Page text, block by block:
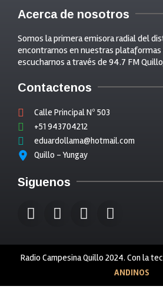
Acerca de nosotros
Somos la primera emisora radial del
encontrarnos en nuestras
escucharnos a través de 94.7 FM
Contactenos
Calle Principal Nº 503
+51 943704212
eduardollama@hotmail.com
Quillo - Yungay
Siguenos
Radio Campesina Quillo 2024. Con la
ANDINOS